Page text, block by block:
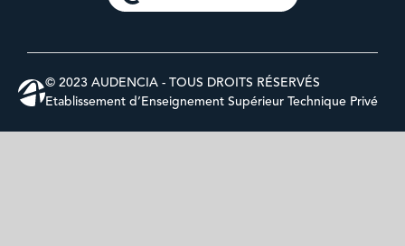
© 2023 AUDENCIA - TOUS DROITS RÉSERVÉS
Etablissement d’Enseignement Supérieur Technique Privé